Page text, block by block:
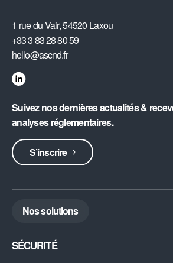
1 rue du Vair, 54520 Laxou
+33 3 83 28 80 59
hello@ascnd.fr
Suivez nos dernières actualités &
analyses réglementaires.
S’inscrire
Nos solutions
SÉCURITÉ